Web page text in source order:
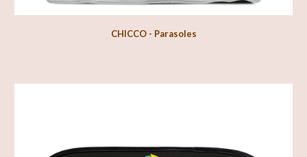
CHICCO - Parasoles